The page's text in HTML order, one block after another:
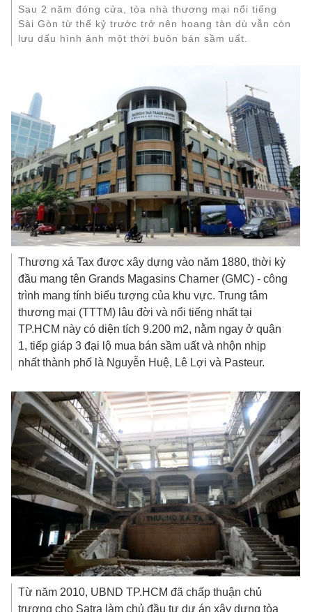
Sau 2 năm đóng cửa, tòa nhà thương mại nổi tiếng
Sài Gòn từ thế kỷ trước trở nên hoang tàn dù vẫn còn
lưu dấu hình ảnh một thời buôn bán sầm uất.
Thương xá Tax được xây dựng vào năm 1880, thời kỳ
đầu mang tên Grands Magasins Charner (GMC) - công
trình mang tính biểu tượng của khu vực. Trung tâm
thương mại (TTTM) lâu đời và nổi tiếng nhất tại
TP.HCM này có diện tích 9.200 m2, nằm ngay ở quận
1, tiếp giáp 3 đại lộ mua bán sầm uất và nhộn nhịp
nhất thành phố là Nguyễn Huệ, Lê Lợi và Pasteur.
Từ năm 2010, UBND TP.HCM đã chấp thuận chủ
trương cho Satra làm chủ đầu tư dự án xây dựng tòa